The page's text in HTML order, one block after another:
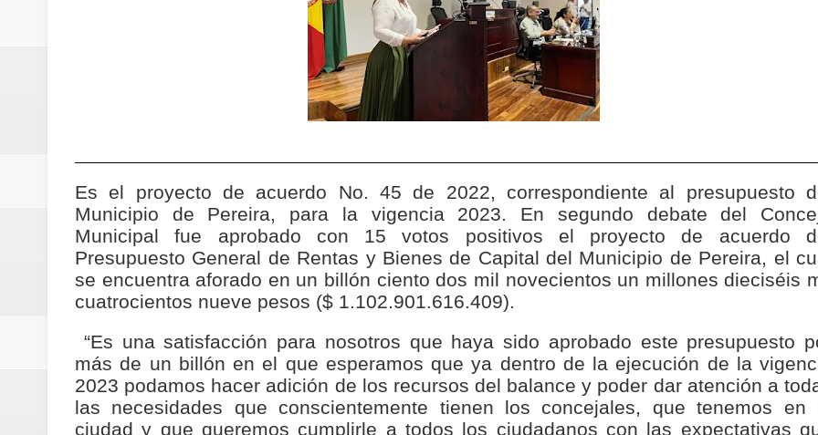
Regionetnoticias / Agua potable transforma la vida de 68 estudiantes rurales en Filadelfia gracias
Regionetnoticias / Población vulnerable en Tuluá tendrá comedor comunitario gracias al
Regionetnoticias / Villarrica avanza hacia una ruta definitiva de reasentamiento
Regionetnoticias / Alcaldía de Cartagena avanza en trabajos contra las inundaciones con
calle San Juan de Dios del Centro Histórico
Regionetnoticias / Pereira avanza con resultados en salud mental, innovación y paz
Regionetnoticias / Estas son las millonarias inversiones del Gobierno Matiz en el municipio de
Regionetnoticias / Gobernación de Caldas hace seguimiento al avance de la construcción de 400
Es el proyecto de acuerdo No. 45 de 2022, correspondiente al presupuesto
Municipio de Pereira, para la vigencia 2023. En segundo debate del
Municipal fue aprobado con 15 votos positivos el proyecto de acuerdo
Presupuesto General de Rentas y Bienes de Capital del Municipio de Pereira, el
se encuentra aforado en un billón ciento dos mil novecientos un millones dieciséis
cuatrocientos nueve pesos ($ 1.102.901.616.409).
“Es una satisfacción para nosotros que haya sido aprobado este presupuesto
más de un billón en el que esperamos que ya dentro de la ejecución de la
2023 podamos hacer adición de los recursos del balance y poder dar atención a
las necesidades que conscientemente tienen los concejales, que tenemos en
ciudad y que queremos cumplirle a todos los ciudadanos con las expectativas